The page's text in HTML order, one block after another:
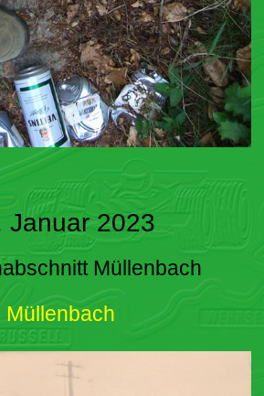
Januar 2023
Müllenbach
Müllenbach